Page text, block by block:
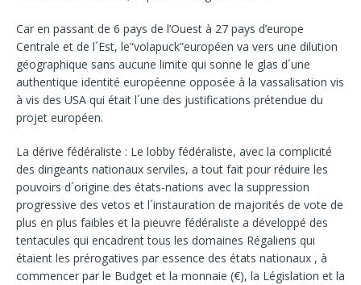
Car en passant de 6 pays de l’Ouest à 27 pays d’europe
Centrale et de l´Est, le“volapuck”européen va vers une dilution
géographique sans aucune limite qui sonne le glas d´une
authentique identité européenne opposée à la vassalisation vis
à vis des USA qui était l´une des justifications prétendue du
projet européen.
La dérive fédéraliste : Le lobby fédéraliste, avec la complicité
des dirigeants nationaux serviles, a tout fait pour réduire les
pouvoirs d´origine des états-nations avec la suppression
progressive des vetos et l´instauration de majorités de vote de
plus en plus faibles et la pieuvre fédéraliste a développé des
tentacules qui encadrent tous les domaines Régaliens qui
étaient les prérogatives par essence des états nationaux , à
commencer par le Budget et la monnaie (€), la Législation et la